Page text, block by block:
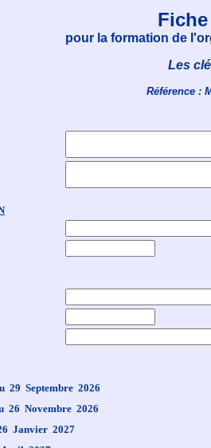
pour la formation de
Les
Référence :
29 Septembre 2026
26 Novembre 2026
Janvier 2027